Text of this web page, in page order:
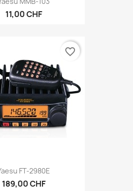
11,00 CHF
FT-2980E
189,00 CHF
favorite_border